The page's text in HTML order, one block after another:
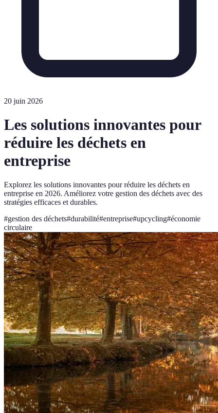
20 juin 2026
Les solutions innovantes pour
réduire les déchets en
entreprise
Explorez les solutions innovantes pour réduire les déchets en
entreprise en 2026. Améliorez votre gestion des déchets avec des
stratégies efficaces et durables.
#gestion des déchets#durabilité#entreprise#upcycling#économie
circulaire